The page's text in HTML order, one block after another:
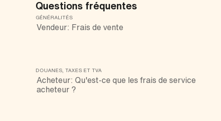
Questions fréquentes
GÉNÉRALITÉS
Vendeur: Frais de vente
DOUANES, TAXES ET TVA
Acheteur: Qu'est-ce que les frais de service
acheteur ?